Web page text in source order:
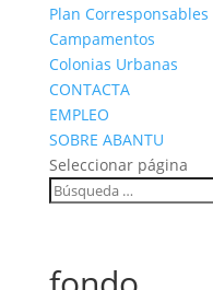
Plan Corresponsables
Campamentos
Colonias Urbanas
CONTACTA
EMPLEO
SOBRE ABANTU
Seleccionar página